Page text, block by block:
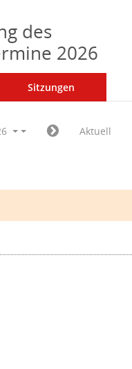
des
2026
Sitzungen
Aktuell